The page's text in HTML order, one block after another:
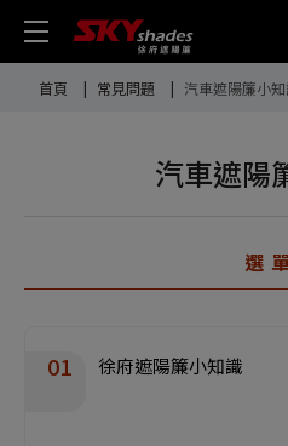
首頁 常見問題 汽車遮陽簾小知
汽車遮陽
選
徐府遮陽簾小知識
Cookie管理面板